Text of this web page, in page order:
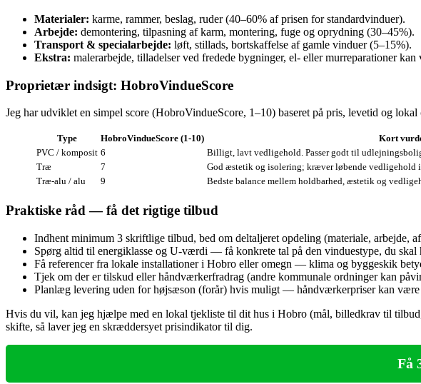
Materialer: karme, rammer, beslag, ruder (40–60% af prisen for standardvinduer).
Arbejde: demontering, tilpasning af karm, montering, fuge og oprydning (30–45%).
Transport & specialarbejde: løft, stillads, bortskaffelse af gamle vinduer (5–15%).
Ekstra: malerarbejde, tilladelser ved fredede bygninger, el- eller murreparationer
Proprietær indsigt: HobroVindueScore
Jeg har udviklet en simpel score (HobroVindueScore, 1–10) baseret på pris, levetid og
Type HobroVindueScore (1‑10)
Kort
PVC / komposit 6
Billigt, lavt vedligehold. Passer godt til
Træ
7
God æstetik og isolering; kræver løbende vedligehold
Træ‑alu / alu
9 Bedste balance mellem holdbarhed, æstetik og
Praktiske råd — få det rigtige tilbud
Indhent minimum 3 skriftlige tilbud, bed om deltaljeret opdeling (materiale, arbejde,
Spørg altid til energiklasse og U‑værdi — få konkrete tal på den vinduestype, du skal
Få referencer fra lokale installationer i Hobro eller omegn — klima og byggeskik
Tjek om der er tilskud eller håndværkerfradrag (andre kommunale ordninger kan
Planlæg levering uden for højsæson (forår) hvis muligt — håndværkerpriser kan være
Hvis du vil, kan jeg hjælpe med en lokal tjekliste til dit hus i Hobro (mål, billedkrav til
skifte, så laver jeg en skræddersyet prisindikator til dig.
Få